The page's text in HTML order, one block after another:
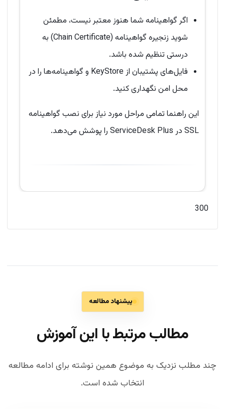
اگر گواهینامه شما هنوز معتبر نیست، مطمئن
شوید زنجیره گواهینامه (Chain Certificate) به
درستی تنظیم شده باشد.
فایل‌های پشتیبان از KeyStore و گواهینامه‌ها را در
محل امن نگهداری کنید.
این راهنما تمامی مراحل مورد نیاز برای نصب گواهینامه
SSL در ServiceDesk Plus را پوشش می‌دهد.
300
پیشنهاد مطالعه
مطالب مرتبط با این آموزش
چند مطلب نزدیک به موضوع همین نوشته برای ادامه مطالعه
انتخاب شده است.